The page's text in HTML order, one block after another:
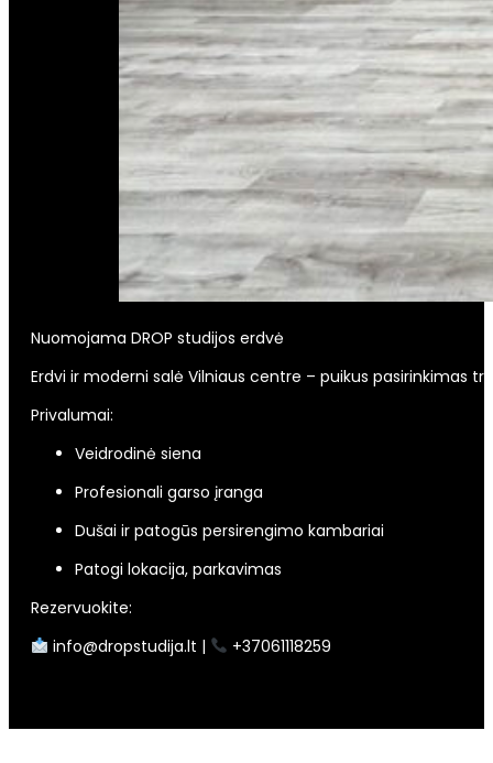
Nuomojama DROP studijos erdvė
Erdvi ir moderni salė Vilniaus centre – puikus pasirinkimas
Privalumai:
Veidrodinė siena
Profesionali garso įranga
Dušai ir patogūs persirengimo kambariai
Patogi lokacija, parkavimas
Rezervuokite: